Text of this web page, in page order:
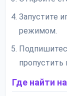
Запустите
режимом.
пропустить
Где найти